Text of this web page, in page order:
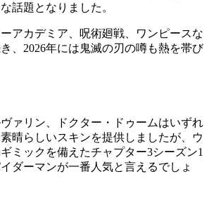
話題となりました。
アカデミア、呪術廻戦、ワンピースな
、2026年には鬼滅の刃の噂も熱を帯び
ァリン、ドクター・ドゥームはいずれ
晴らしいスキンを提供しましたが、ウ
ミックを備えたチャプター3シーズン1
ダーマンが一番人気と言えるでしょ